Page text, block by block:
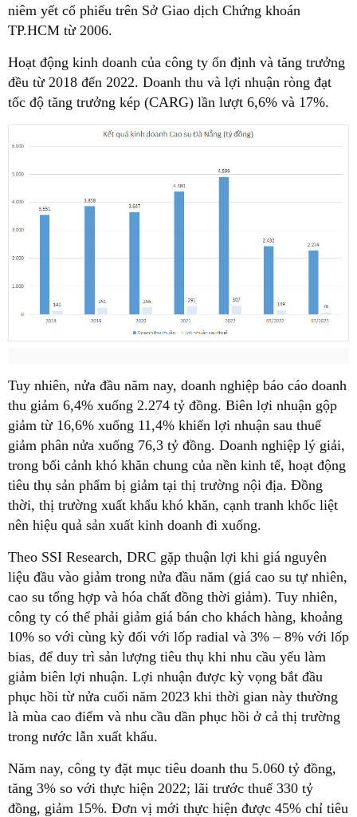
niêm yết cổ phiếu trên Sở Giao dịch Chứng khoán
TP.HCM từ 2006.
Hoạt động kinh doanh của công ty ổn định và tăng trưởng
đều từ 2018 đến 2022. Doanh thu và lợi nhuận ròng đạt
tốc độ tăng trưởng kép (CARG) lần lượt 6,6% và 17%.
Tuy nhiên, nửa đầu năm nay, doanh nghiệp báo cáo doanh
thu giảm 6,4% xuống 2.274 tỷ đồng. Biên lợi nhuận gộp
giảm từ 16,6% xuống 11,4% khiến lợi nhuận sau thuế
giảm phân nửa xuống 76,3 tỷ đồng. Doanh nghiệp lý giải,
trong bối cảnh khó khăn chung của nền kinh tế, hoạt động
tiêu thụ sản phẩm bị giảm tại thị trường nội địa. Đồng
thời, thị trường xuất khẩu khó khăn, cạnh tranh khốc liệt
nên hiệu quả sản xuất kinh doanh đi xuống.
Theo SSI Research, DRC gặp thuận lợi khi giá nguyên
liệu đầu vào giảm trong nửa đầu năm (giá cao su tự nhiên,
cao su tổng hợp và hóa chất đồng thời giảm). Tuy nhiên,
công ty có thể phải giảm giá bán cho khách hàng, khoảng
10% so với cùng kỳ đối với lốp radial và 3% – 8% với lốp
bias, để duy trì sản lượng tiêu thụ khi nhu cầu yếu làm
giảm biên lợi nhuận. Lợi nhuận được kỳ vọng bắt đầu
phục hồi từ nửa cuối năm 2023 khi thời gian này thường
là mùa cao điểm và nhu cầu dần phục hồi ở cả thị trường
trong nước lẫn xuất khẩu.
Năm nay, công ty đặt mục tiêu doanh thu 5.060 tỷ đồng,
tăng 3% so với thực hiện 2022; lãi trước thuế 330 tỷ
đồng, giảm 15%. Đơn vị mới thực hiện được 45% chỉ tiêu